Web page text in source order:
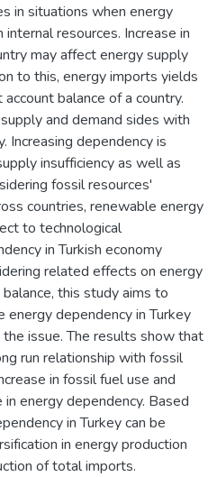
in situations when energy
resources. Increase in
may affect energy supply
to this, energy imports yields
balance of a country.
and demand sides with
Increasing dependency is
insufficiency as well as
fossil resources'
countries, renewable energy
to technological
in Turkish economy
related effects on energy
this study aims to
energy dependency in Turkey
issue. The results show that
run relationship with fossil
in fossil fuel use and
energy dependency. Based
in Turkey can be
in energy production
of total imports.